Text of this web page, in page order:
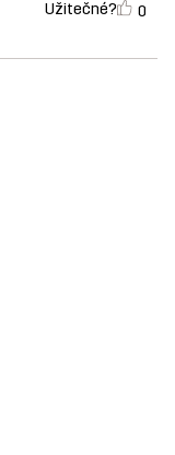
Užitečné? 0